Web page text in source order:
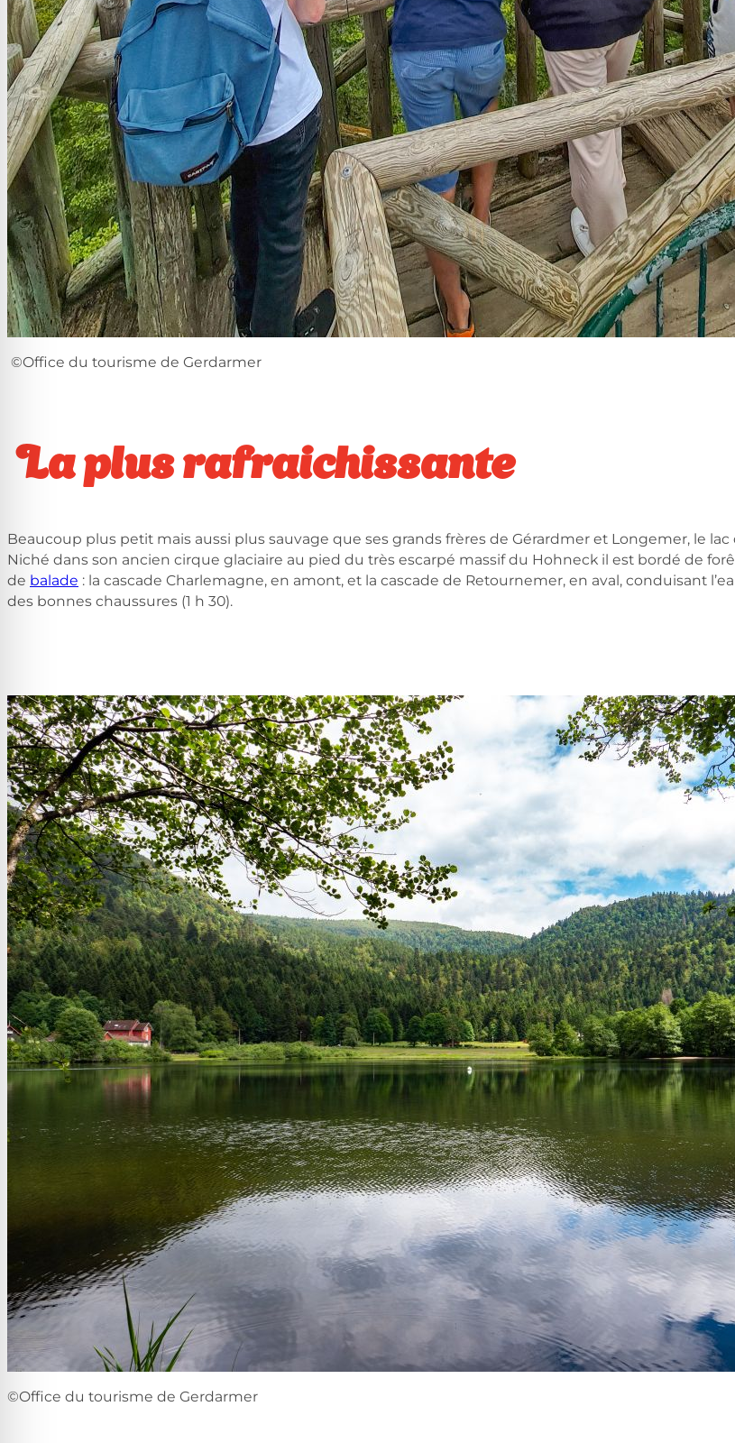
©Office du tourisme de Gerdarmer
La plus rafraichissante
Beaucoup plus petit mais aussi plus sauvage que ses grands frères de Gérardmer et Longemer, le
Niché dans son ancien cirque glaciaire au pied du très escarpé massif du Hohneck il est bordé de
de balade : la cascade Charlemagne, en amont, et la cascade de Retournemer, en aval, conduisant
des bonnes chaussures (1 h 30).
©Office du tourisme de Gerdarmer